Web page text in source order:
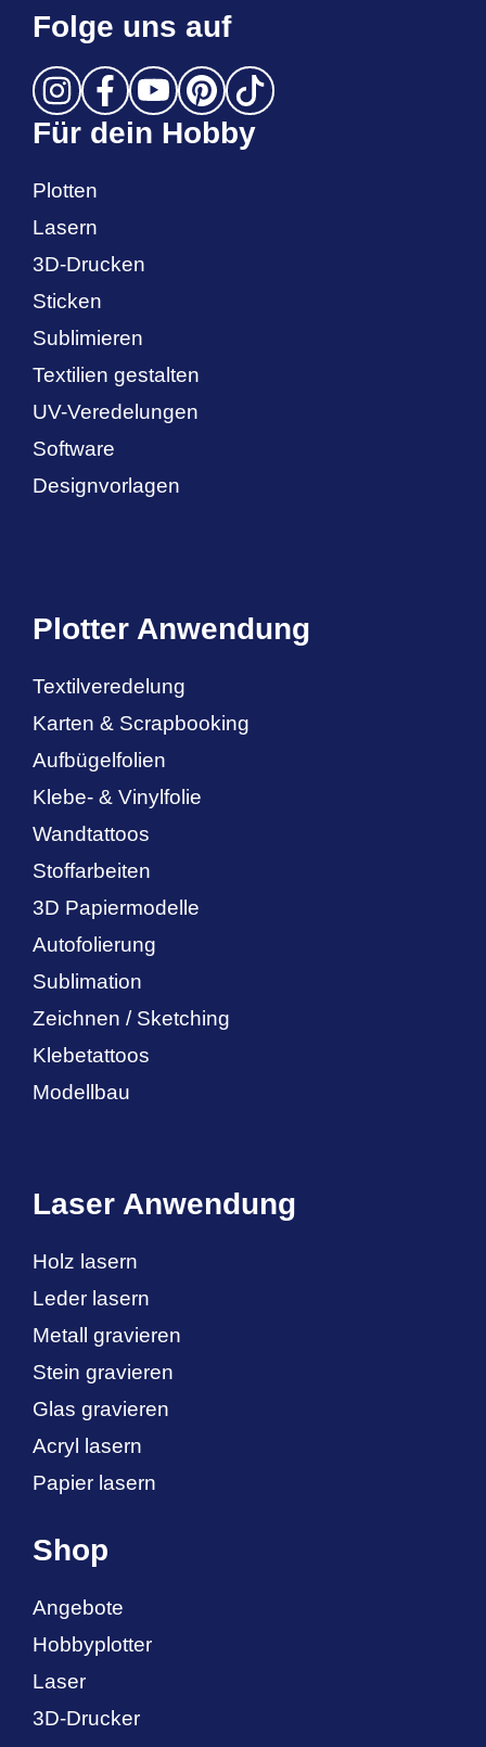
Folge uns auf
Für dein Hobby
Plotten
Lasern
3D-Drucken
Sticken
Sublimieren
Textilien gestalten
UV-Veredelungen
Software
Designvorlagen
Plotter Anwendung
Textilveredelung
Karten & Scrapbooking
Aufbügelfolien
Klebe- & Vinylfolie
Wandtattoos
Stoffarbeiten
3D Papiermodelle
Autofolierung
Sublimation
Zeichnen / Sketching
Klebetattoos
Modellbau
Laser Anwendung
Holz lasern
Leder lasern
Metall gravieren
Stein gravieren
Glas gravieren
Acryl lasern
Papier lasern
Shop
Angebote
Hobbyplotter
Laser
3D-Drucker